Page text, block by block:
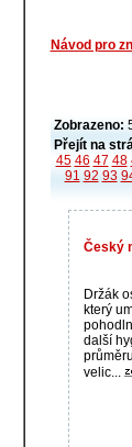
Návod pro
Zobrazeno:
Přejít na
45 46 47 48
91 92 93
Český
Držák
který
další
velic...